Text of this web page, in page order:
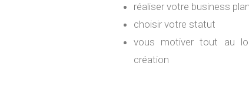
réaliser votre business plan
choisir votre statut
vous motiver tout au
création